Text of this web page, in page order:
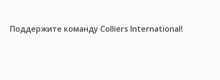
Поддержите команду Colliers International!